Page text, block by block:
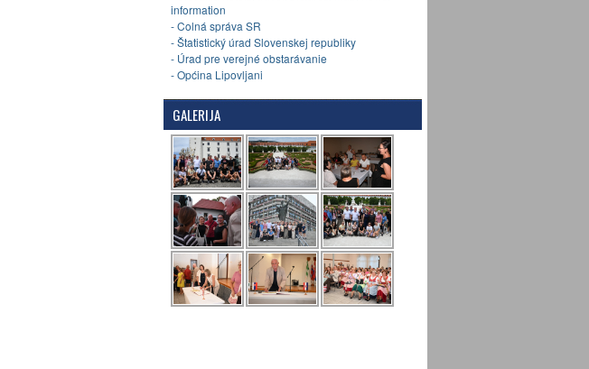
information
- Colná správa SR
- Štatistický úrad Slovenskej republiky
- Úrad pre verejné obstarávanie
- Općina Lipovljani
GALERIJA